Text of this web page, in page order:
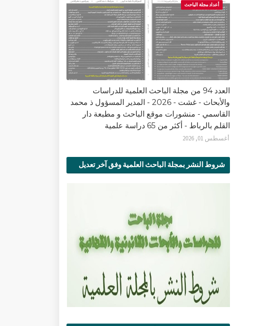
أعداد مجلة الباحث
العدد 94 من مجلة الباحث العلمية للدراسات
والأبحاث - غشت - 2026 - المدير المسؤول ذ محمد
القاسمي - منشورات موقع الباحث و مطبعة دار
القلم بالرباط - أكثر من 65 دراسة علمية
أغسطس 01, 2026
شروط النشر بمجلة الباحث العلمية وفق آخر تعديل